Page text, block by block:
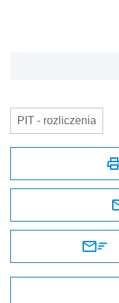
PIT - rozliczenia